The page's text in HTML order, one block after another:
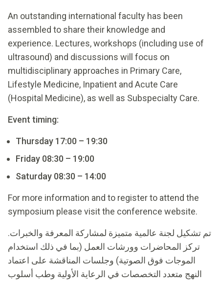
An outstanding international faculty has been
assembled to share their knowledge and
experience. Lectures, workshops (including use of
ultrasound) and discussions will focus on
multidisciplinary approaches in Primary Care,
Lifestyle Medicine, Inpatient and Acute Care
(Hospital Medicine), as well as Subspecialty Care.
Event timing:
Thursday 17:00 – 19:30
Friday 08:30 – 19:00
Saturday 08:30 – 14:00
For more information and to register to attend the
symposium please visit the conference website.
تم تشكيل لجنة عالمية متميزة لمشاركة المعرفة والخبرات.
تركز المحاضرات وورشات العمل (بما في ذلك استخدام
الموجات فوق الصوتية) وجلسات المناقشة على اعتماد
النهج متعدد التخصصات في الرعاية الأولية وطب أسلوب